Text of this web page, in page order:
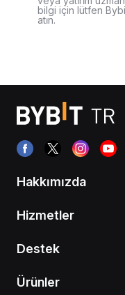
bilgi için lütfen
atın.
Hakkımızda
Hizmetler
Destek
Ürünler